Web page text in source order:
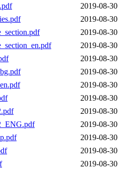
2019-08-
2019-08-
2019-08-
2019-08-
2019-08-
2019-08-
2019-08-
2019-08-
2019-08-
2019-08-
2019-08-
2019-08-
2019-08-